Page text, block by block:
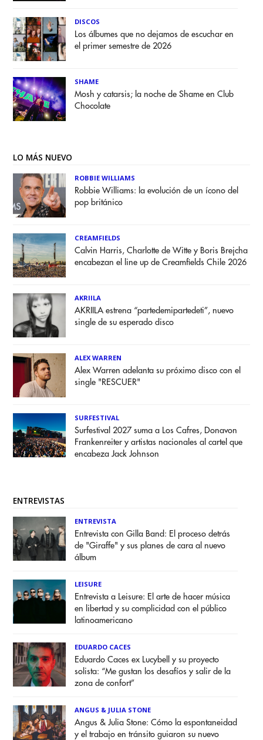
DISCOS
Los álbumes que no dejamos de escuchar en
el primer semestre de 2026
SHAME
Mosh y catarsis; la noche de Shame en Club
Chocolate
LO MÁS NUEVO
ROBBIE WILLIAMS
Robbie Williams: la evolución de un ícono del
pop británico
CREAMFIELDS
Calvin Harris, Charlotte de Witte y Boris Brejcha
encabezan el line up de Creamfields Chile 2026
AKRIILA
AKRIILA estrena “partedemipartedeti”, nuevo
single de su esperado disco
ALEX WARREN
Alex Warren adelanta su próximo disco con el
single "RESCUER"
SURFESTIVAL
Surfestival 2027 suma a Los Cafres, Donavon
Frankenreiter y artistas nacionales al cartel que
encabeza Jack Johnson
ENTREVISTAS
ENTREVISTA
Entrevista con Gilla Band: El proceso detrás
de "Giraffe" y sus planes de cara al nuevo
álbum
LEISURE
Entrevista a Leisure: El arte de hacer música
en libertad y su complicidad con el público
latinoamericano
EDUARDO CACES
Eduardo Caces ex Lucybell y su proyecto
solista: “Me gustan los desafíos y salir de la
zona de confort”
ANGUS & JULIA STONE
Angus & Julia Stone: Cómo la espontaneidad
y el trabajo en tránsito guiaron su nuevo